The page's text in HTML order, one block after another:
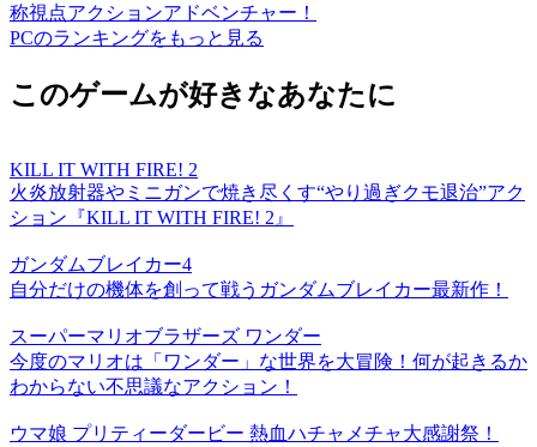
称視点アクションアドベンチャー！
PCのランキングをもっと見る
このゲームが好きなあなたに
KILL IT WITH FIRE! 2
火炎放射器やミニガンで焼き尽くす“やり過ぎクモ退治”アク
ション『KILL IT WITH FIRE! 2』
ガンダムブレイカー4
自分だけの機体を創って戦うガンダムブレイカー最新作！
スーパーマリオブラザーズ ワンダー
今度のマリオは「ワンダー」な世界を大冒険！何が起きるか
わからない不思議なアクション！
ウマ娘 プリティーダービー 熱血ハチャメチャ大感謝祭！